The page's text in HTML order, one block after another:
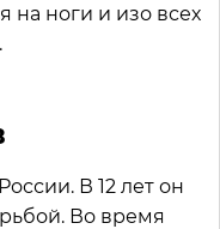
на ноги и изо всех
В 12 лет он
Во время